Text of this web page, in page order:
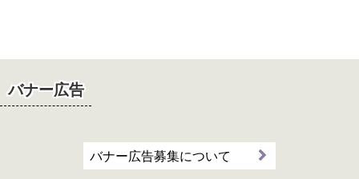
バナー広告
バナー広告募集について